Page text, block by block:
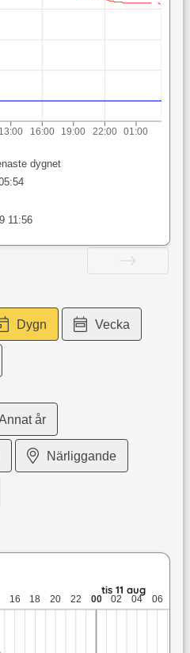
13:00 16:00 19:00 22:00 01:00
dygnet
11:56
Dygn Vecka
år
Närliggande
3,9 mm nederbörd: upp
tis 11 aug
16 18 20 22 00 02 04 06